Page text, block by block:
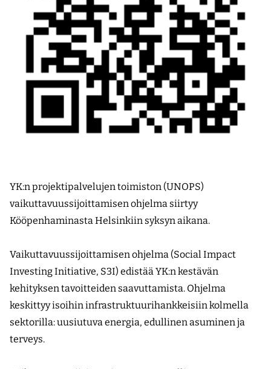
YK:n projektipalvelujen toimiston (UNOPS)
vaikuttavuussijoittamisen ohjelma siirtyy
Kööpenhaminasta Helsinkiin syksyn aikana.
Vaikuttavuussijoittamisen ohjelma (Social Impact
Investing Initiative, S3I) edistää YK:n kestävän
kehityksen tavoitteiden saavuttamista. Ohjelma
keskittyy isoihin infrastruktuurihankkeisiin kolmella
sektorilla: uusiutuva energia, edullinen asuminen ja
terveys.